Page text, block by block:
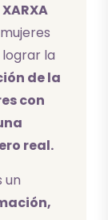
XARXA
la
de la
con
real.
un